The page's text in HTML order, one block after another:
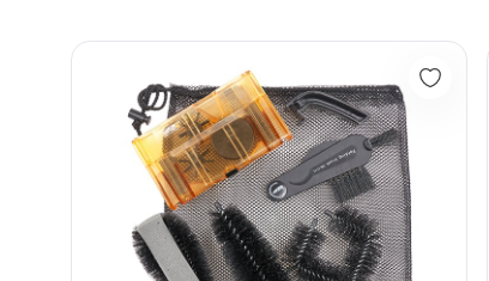
Kit de Limpieza Super B Para Cadena Bicicleta Mtb